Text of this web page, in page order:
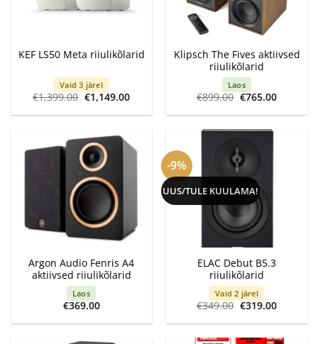
KEF LS50 Meta riiulikõlarid
Vaid 3 järel
€1,399.00 Algne
hind
oli:
€1,149.00Current
is:
Klipsch The Fives aktiivsed
riiulikõlarid
Laos
€899.00 Algne
oli:
€765.00Current
is:
Argon Audio Fenris A4
aktiivsed riiulikõlarid
Laos
€369.00
-9%
UUS/TULE KUULAMA!
ELAC Debut B5.3
riiulikõlarid
Vaid 2 järel
€349.00 Algne
hind
oli:
€319.00Current
is: